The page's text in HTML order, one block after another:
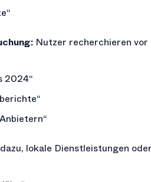
Nutzer recherchieren vor
2024“
lokale Dienstleistungen